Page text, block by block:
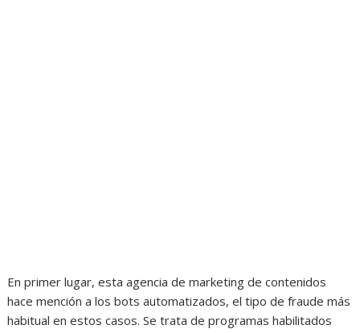
En primer lugar, esta agencia de marketing de contenidos
hace mención a los bots automatizados, el tipo de fraude más
habitual en estos casos. Se trata de programas habilitados